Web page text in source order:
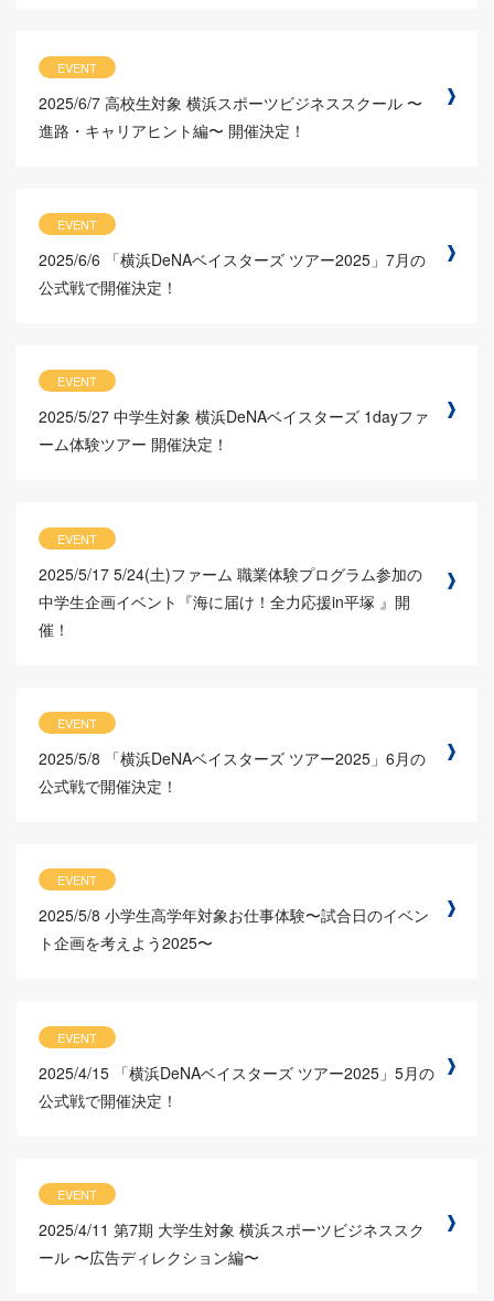
EVENT
2025/6/7 高校生対象 横浜スポーツビジネススクール 〜
進路・キャリアヒント編〜 開催決定！
EVENT
2025/6/6
「横浜DeNAベイスターズ ツアー2025」7月の
公式戦で開催決定！
EVENT
2025/5/27 中学生対象 横浜DeNAベイスターズ 1dayファ
ーム体験ツアー 開催決定！
EVENT
2025/5/17 5/24(土)ファーム 職業体験プログラム参加の
中学生企画イベント『海に届け！全力応援in平塚 』開
催！
EVENT
2025/5/8
「横浜DeNAベイスターズ ツアー2025」6月の
公式戦で開催決定！
EVENT
2025/5/8 小学生高学年対象お仕事体験〜試合日のイベン
ト企画を考えよう2025〜
EVENT
2025/4/15 「横浜DeNAベイスターズ ツアー2025」5月の
公式戦で開催決定！
EVENT
2025/4/11 第7期 大学生対象 横浜スポーツビジネススク
ール 〜広告ディレクション編〜